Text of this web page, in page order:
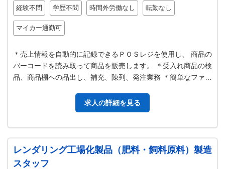
経験不問 学歴不問 時間外労働なし 転勤なし
マイカー通勤可
＊売上情報を自動的に記録できるＰＯＳレジを使用し、 商品の
バーコードを読み取って商品を販売します。 ＊受入れ商品の検
品、商品棚への品出し、補充、陳列、発注業務 ＊簡単なファー
求人の詳細を見る
レンダリング工場化製品（肥料・飼料原料）製造
スタッフ